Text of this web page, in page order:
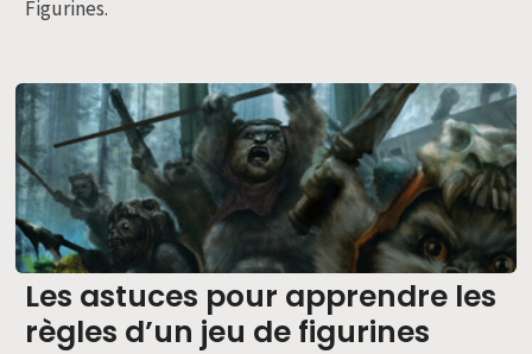
Figurines.
Les astuces pour apprendre les
règles d’un jeu de figurines